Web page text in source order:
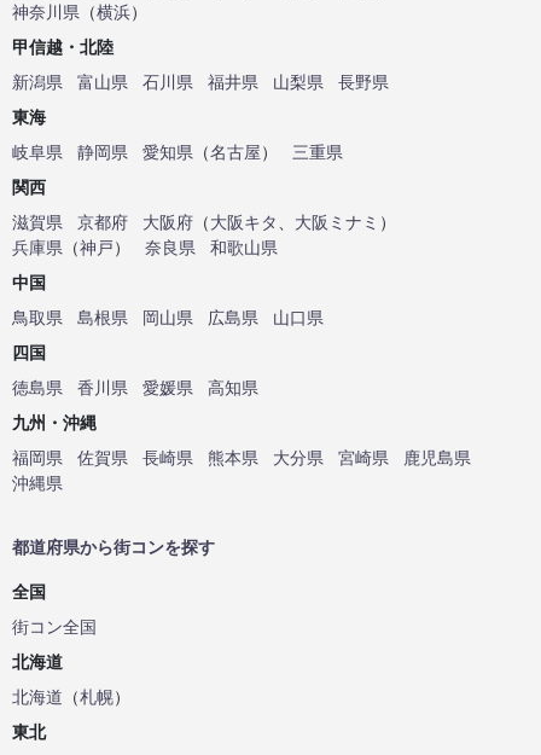
神奈川県 （横浜）
甲信越・北陸
新潟県
富山県 石川県 福井県 山梨県
長野県
東海
岐阜県
静岡県 愛知県 （名古屋）
三重県
関西
滋賀県
京都府 大阪府 （大阪キタ 大阪ミナミ ）
兵庫県 （神戸） 奈良県
和歌山県
中国
鳥取県
島根県 岡山県 広島県
山口県
四国
徳島県
香川県 愛媛県
高知県
九州・沖縄
福岡県
佐賀県 長崎県 熊本県 大分県 宮崎県
鹿児島県
沖縄県
都道府県から街コンを探す
全国
街コン全国
北海道
北海道 （札幌）
東北